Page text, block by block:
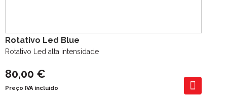
Rotativo Led Blue
Rotativo Led alta intensidade
80,00 €
Preço IVA incluído